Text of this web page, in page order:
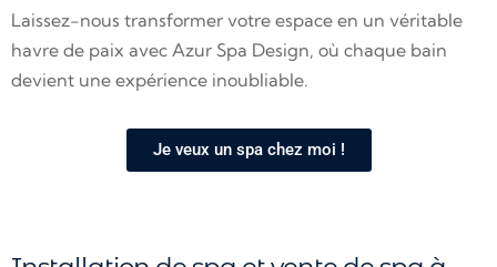
Laissez-nous transformer votre espace en un véritable
havre de paix avec Azur Spa Design, où chaque bain
devient une expérience inoubliable.
Je veux un spa chez moi !